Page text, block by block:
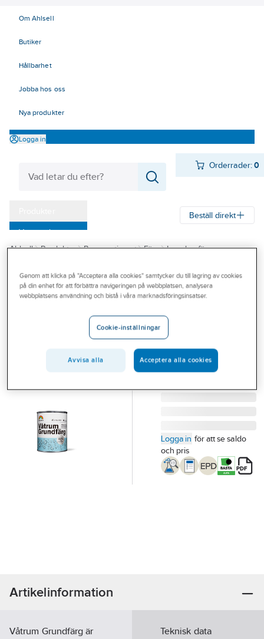
Om Ahlsell
Butiker
Hållbarhet
Jobba hos oss
Nya produkter
Logga in
Orderrader:0
Varumärken
Outlet
Branscher
Beställ direkt
Ahlsell Produkter Byggsortiment Färg Inomhusfärg
BECKERS
Grundfärg
VÅTRUMSGRUNDFÄRG
1L
Artikelnummer:
Lev. artikelnr: 710026919
Logga in för att se saldo
och pris
Artikelinformation
Våtrum Grundfärg är
Teknisk data
Genom att klicka på "Acceptera alla cookies" samtycker du till lagring av cookies
på din enhet för att förbättra navigeringen på webbplatsen, analysera
webbplatsens användning och bistå i våra marknadsföringsinsatser.
Cookie-inställningar
Avvisa alla Acceptera alla cookies